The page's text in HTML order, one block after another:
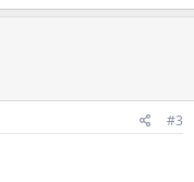
#3